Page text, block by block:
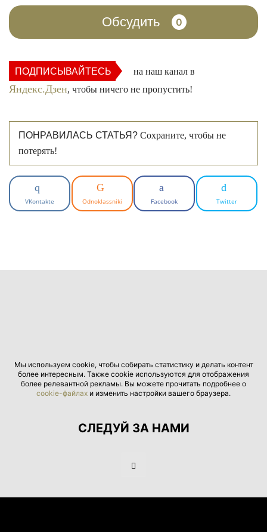
Обсудить 0
ПОДПИСЫВАЙТЕСЬ на наш канал в
Яндекс.Дзен, чтобы ничего не пропустить!
ПОНРАВИЛАСЬ СТАТЬЯ? Сохраните, чтобы не
потерять!
VKontakte Odnoklassniki Facebook Twitter
Мы используем cookie, чтобы собирать статистику и делать контент
более интересным. Также cookie используются для отображения
более релевантной рекламы. Вы можете прочитать подробнее о
cookie-файлах и изменить настройки вашего браузера.
СЛЕДУЙ ЗА НАМИ